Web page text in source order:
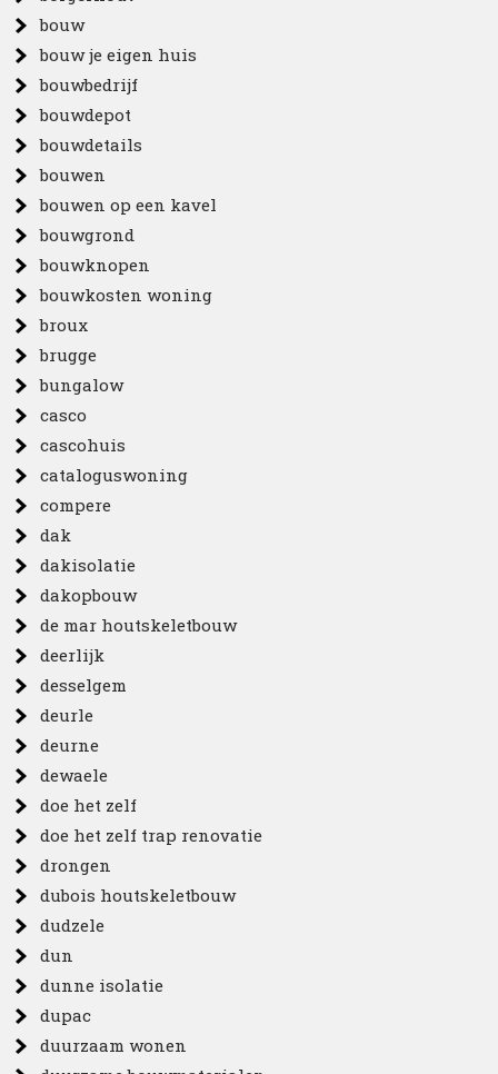
bouw
bouw je eigen huis
bouwbedrijf
bouwdepot
bouwdetails
bouwen
bouwen op een kavel
bouwgrond
bouwknopen
bouwkosten woning
broux
brugge
bungalow
casco
cascohuis
cataloguswoning
compere
dak
dakisolatie
dakopbouw
de mar houtskeletbouw
deerlijk
desselgem
deurle
deurne
dewaele
doe het zelf
doe het zelf trap renovatie
drongen
dubois houtskeletbouw
dudzele
dun
dunne isolatie
dupac
duurzaam wonen